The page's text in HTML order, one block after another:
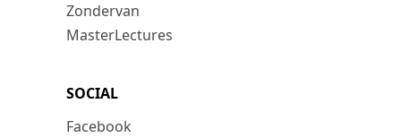
Zondervan
MasterLectures
SOCIAL
Facebook